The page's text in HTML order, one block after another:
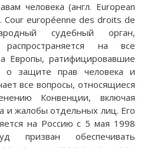
человека (англ. European
Cour européenne des droits de
судебный орган,
на все
Европы, ратифицировавшие
о защите прав человека и
все вопросы, относящиеся
Конвенции, включая
и жалобы отдельных лиц. Его
на Россию с 5 мая 1998
призван обеспечивать